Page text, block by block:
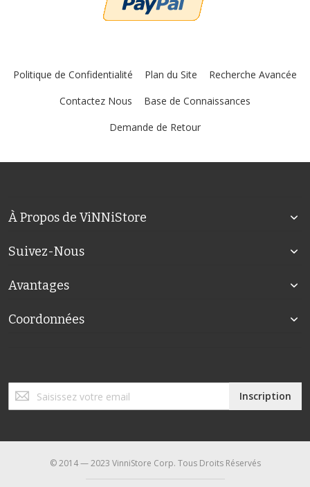
Politique de Confidentialité Plan du Site
Recherche Avancée
Contactez Nous
Base de Connaissances
Demande de Retour
À Propos de ViNNiStore
Suivez-Nous
Avantages
Coordonnées
Inscription
d’information
Inscription
© 2014 — 2023 VinniStore Corp. Tous Droits Réservés